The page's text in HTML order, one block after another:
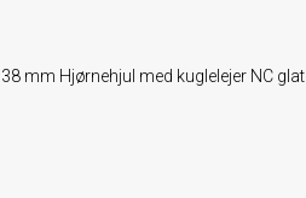
38 mm Hjørnehjul med kuglelejer NC glat